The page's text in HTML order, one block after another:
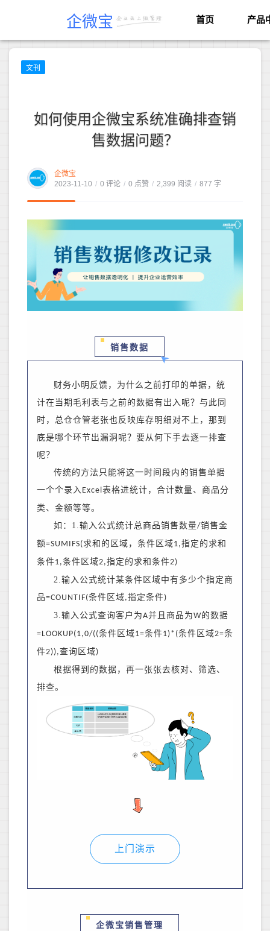
企微宝 首页 产品
文刊
如何使用企微宝系统准确排查销
售数据问题？
企微宝
2023-11-10 / 0 评论 / 0 点赞 / 2,399 阅读 / 877 字
销售数据
财务小明反馈，为什么之前打印的单据，统
计在当期毛利表与之前的数据有出入呢？与此同
时，总仓仓管老张也反映库存明细对不上，那到
底是哪个环节出漏洞呢？要从何下手去逐一排查
呢？
传统的方法只能将这一时间段内的销售单据
一个个录入 Excel表格进统计，合计数量、商品分
类、金额等等。
如： 1.输入公式统计总商品销售数量/销售金
额=SUMIFS(求和的区域，条件区域1,指定的求和
条件1,条件区域2,指定的求和条件2)
2.输入公式统计某条件区域中有多少个指定商
品=COUNTIF(条件区域,指定条件)
3.输入公式查询客户为A并且商品为W的数据
=LOOKUP(1,0/((条件区域1=条件1)*(条件区域2=条
件2)),查询区域)
根据得到的数据，再一张张去核对、筛选、
排查。
上门演示
企微宝销售管理